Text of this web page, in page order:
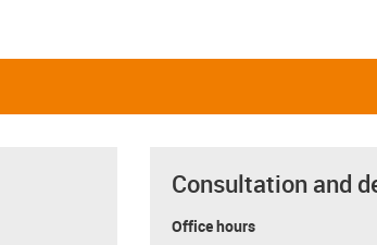
Consultation and
Office hours